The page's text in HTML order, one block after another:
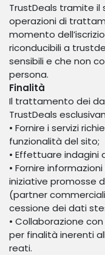
TrustDeals tramite
operazioni di
momento
riconducibili a
sensibili e che non
persona.
Finalità
Il trattamento dei
TrustDeals
• Fornire i servizi
funzionalità del sito;
• Effettuare indagini
• Fornire
iniziative promosse
(partner
cessione dei dati
• Collaborazione
per finalità inerenti
reati.